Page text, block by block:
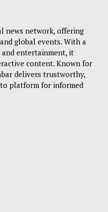
news network, offering
global events. With a
and entertainment, it
content. Known for
delivers trustworthy,
platform for informed